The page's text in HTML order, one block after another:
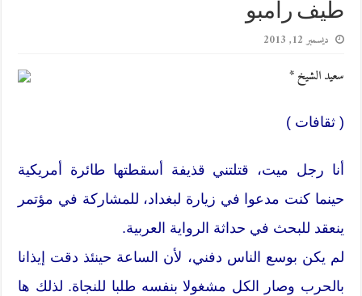
طيف رامبو
ديسمبر 12, 2013
سعيد الشيخ *
( ثقافات )
أنا رجل ميت، قتلتني قذيفة أسقطتها طائرة أمريكية
حينما كنت مدعوا في زيارة لبغداد، للمشاركة في مؤتمر
ينعقد للبحث في حداثة الرواية العربية.
لم يكن بوسع الناس دفني، لأن الساعة حينئذ دقت إيذانا
بالحرب وصار الكل مشغولا بنفسه طلبا للنجاة. لذلك ها